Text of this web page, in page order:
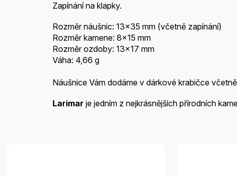
Zapínání na klapky.
Rozměr náušnic: 13x35 mm (včetně zapínání)
Rozměr kamene: 8x15 mm
Rozměr ozdoby: 13x17 mm
Váha: 4,66 g
Náušnice Vám dodáme v dárkové krabičce včetně
Larimar je jedním z nejkrásnějších přírodních